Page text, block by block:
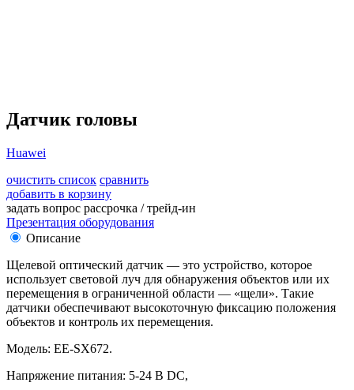
Датчик головы
Huawei
очистить список сравнить
добавить в корзину
задать вопрос рассрочка / трейд-ин
Презентация оборудования
Описание
Щелевой оптический датчик — это устройство, которое
использует световой луч для обнаружения объектов или их
перемещения в ограниченной области — «щели». Такие
датчики обеспечивают высокоточную фиксацию положения
объектов и контроль их перемещения.
Модель: EE-SX672.
Напряжение питания: 5-24 В DC,